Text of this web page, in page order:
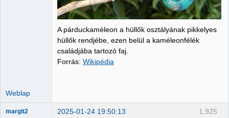
A párduckaméleon a hüllők osztályának pikkelyes
hüllők rendjébe, ezen belül a kaméleonfélék
családjába tartozó faj.
Forrás: Wikipédia
Weblap
1,925
margit2 2025-01-24 19:50:13